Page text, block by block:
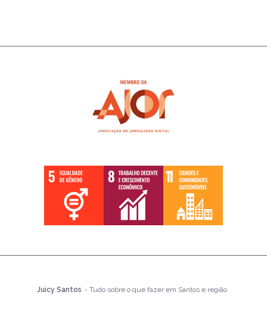
Juicy Santos - Tudo sobre o que fazer em Santos e região